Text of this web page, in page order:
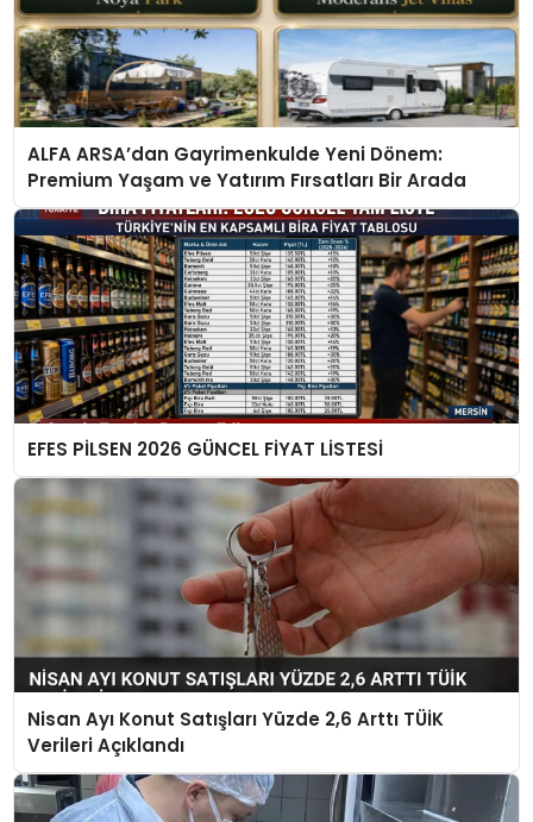
ALFA ARSA’dan Gayrimenkulde Yeni Dönem:
Premium Yaşam ve Yatırım Fırsatları Bir Arada
EFES PİLSEN 2026 GÜNCEL FİYAT LİSTESİ
Nisan Ayı Konut Satışları Yüzde 2,6 Arttı TÜİK
Verileri Açıklandı